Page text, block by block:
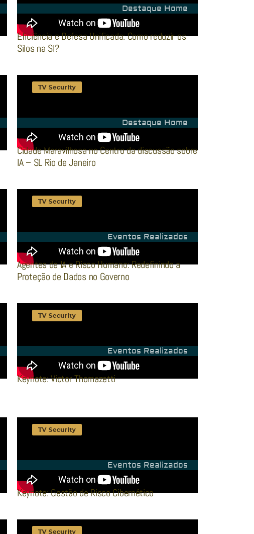
Destaque Home
Eficiência e Defesa Unificada: Como reduzir os
Silos na SI?
Destaque Home
Cidade Maravilhosa no Centro da discussão sobre
IA – SL Rio de Janeiro
Eventos Realizados
Agentes de IA e Risco Humano: Redefinindo a
Proteção de Dados no Governo
Eventos Realizados
Keynote: Victor Thomazetti
Eventos Realizados
Keynote: Gestão de Risco Cibernético